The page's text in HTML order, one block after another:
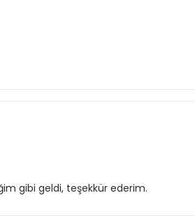
gibi geldi, teşekkür ederim.